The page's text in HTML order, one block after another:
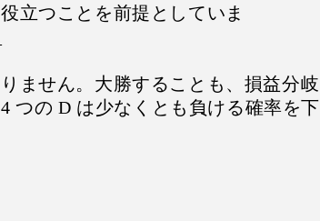
立つことを前提としていま
ません。大勝することも、損益分岐
つの D は少なくとも負ける確率を下